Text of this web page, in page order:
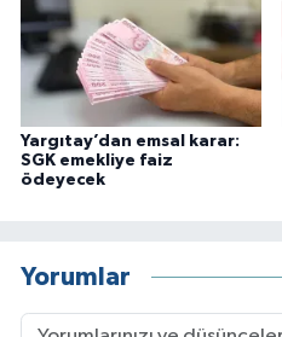
Yargıtay’dan emsal karar:
SGK emekliye faiz
ödeyecek
Yorumlar